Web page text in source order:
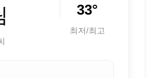
33°
최저/최고